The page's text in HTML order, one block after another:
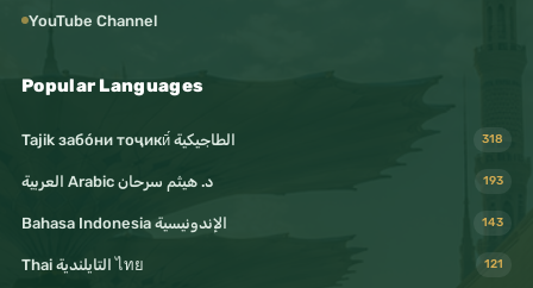
muçulmanos são muitos e há possibilidade do
do Profeta (ﷺ) :
“ O muçulmano é irmão do muçulmano”
portanto quando ele implementar este
compromisso de irmandade , deve esforçar-se
em procurar fazer-lhe o bem , e afastar-se de
YouTube Channel
Popular Languages
Tajik забо́ни тоҷикӣ́ الطاجيكية 318
د. هيثم سرحان Arabic العربية 193
Bahasa Indonesia الإندونيسية 143
Thai التايلندية ไทย 121